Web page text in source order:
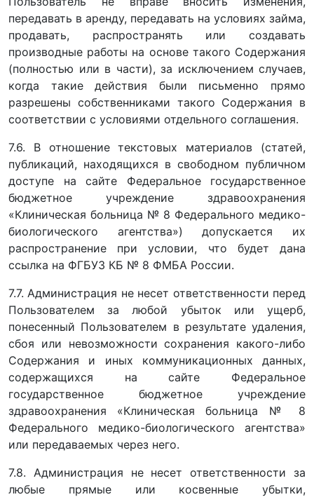
передавать в аренду, передавать на условиях займа,
продавать, распространять или создавать
производные работы на основе такого Содержания
(полностью или в части), за исключением случаев,
когда такие действия были письменно прямо
разрешены собственниками такого Содержания в
соответствии с условиями отдельного соглашения.
7.6. В отношение текстовых материалов (статей,
публикаций, находящихся в свободном публичном
доступе на сайте Федеральное государственное
бюджетное учреждение здравоохранения
«Клиническая больница № 8 Федерального медико-
биологического агентства») допускается их
распространение при условии, что будет дана
ссылка на ФГБУЗ КБ № 8 ФМБА России.
7.7. Администрация не несет ответственности перед
Пользователем за любой убыток или ущерб,
понесенный Пользователем в результате удаления,
сбоя или невозможности сохранения какого-либо
Содержания и иных коммуникационных данных,
содержащихся на сайте Федеральное
государственное бюджетное учреждение
здравоохранения «Клиническая больница № 8
Федерального медико-биологического агентства»
или передаваемых через него.
7.8. Администрация не несет ответственности за
любые прямые или косвенные убытки,